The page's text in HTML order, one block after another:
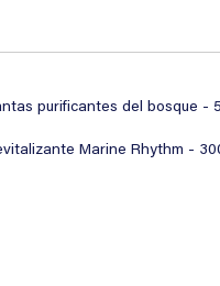
purificantes del bosque -
Marine Rhythm -